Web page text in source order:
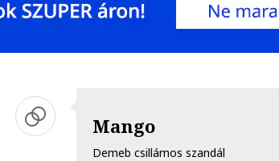
Mango
Demeb csillámos szandál